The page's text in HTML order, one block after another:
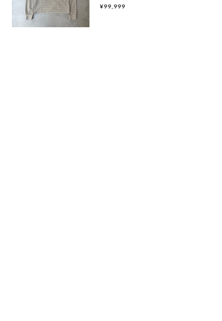
¥99,999